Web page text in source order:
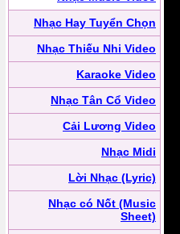
Nhạc Hay Tuyển Chọn
Nhạc Thiếu Nhi Video
Karaoke Video
Nhạc Tân Cổ Video
Cải Lương Video
Nhạc Midi
Lời Nhạc (Lyric)
Nhạc có Nốt (Music
Sheet)